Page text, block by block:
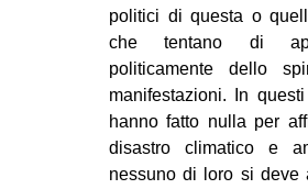
politici di questa o
che tentano di
politicamente dello
manifestazioni. In
hanno fatto nulla per
disastro climatico e
nessuno di loro si deve